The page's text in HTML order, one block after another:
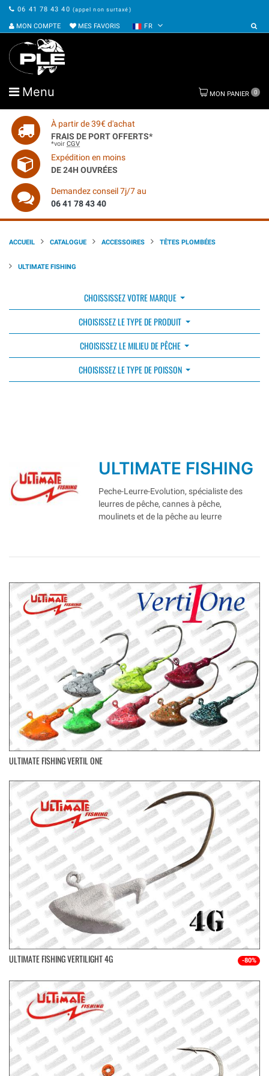
06 41 78 43 40 (appel non surtaxé)
MON COMPTE MES FAVORIS FR
Menu MON PANIER 0
À partir de 39€ d'achat
FRAIS DE PORT OFFERTS*
*voir CGV
Expédition en moins
DE 24H OUVRÉES
Demandez conseil 7j/7 au
06 41 78 43 40
ACCUEIL CATALOGUE ACCESSOIRES TÊTES PLOMBÉES
ULTIMATE FISHING
CHOISSISSEZ VOTRE MARQUE
CHOISISSEZ LE TYPE DE PRODUIT
CHOISISSEZ LE MILIEU DE PÊCHE
CHOISISSEZ LE TYPE DE POISSON
ULTIMATE FISHING
Peche-Leurre-Evolution, spécialiste des
leurres de pêche, cannes à pêche,
moulinets et de la pêche au leurre
ULTIMATE FISHING VERTIL ONE
ULTIMATE FISHING VERTILIGHT 4G -80%